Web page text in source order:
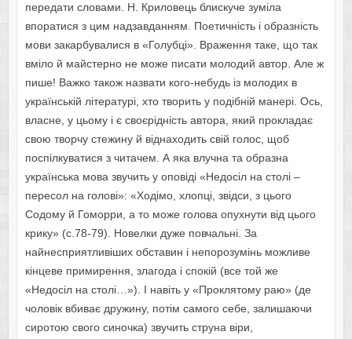
передати словами. Н. Криловець блискуче зуміла
впоратися з цим надзавданням. Поетичність і образність
мови закарбувалися в «Голубці». Враження таке, що так
вміло й майстерно не може писати молодий автор. Але ж
пише! Важко також назвати кого-небудь із молодих в
українській літературі, хто творить у подібній манері. Ось,
власне, у цьому і є своєрідність автора, який прокладає
свою творчу стежину й віднаходить свій голос, щоб
поспілкуватися з читачем. А яка влучна та образна
українська мова звучить у оповіді «Недосіл на столі –
пересол на голові»: «Ходімо, хлопці, звідси, з цього
Содому й Гоморри, а то може голова опухнути від цього
крику» (с.78-79). Новелки дуже повчальні. За
найнесприятливіших обставин і непорозумінь можливе
кінцеве примирення, злагода і спокій (все той же
«Недосіл на столі…»). І навіть у «Проклятому раю» (де
чоловік вбиває дружину, потім самого себе, залишаючи
сиротою свого синочка) звучить струна віри,